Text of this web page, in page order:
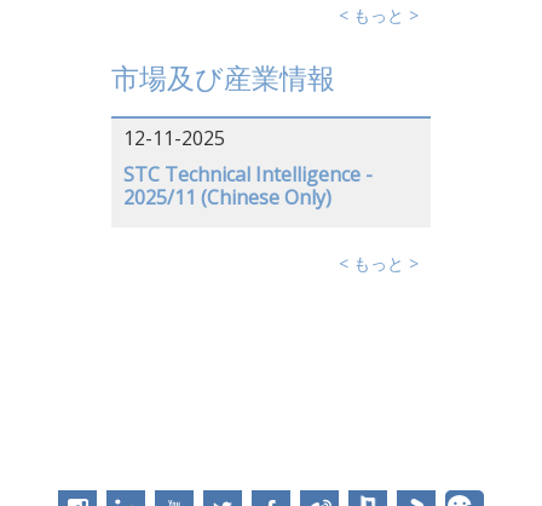
ドイツ
< もっと >
市場及び産業情報
12-11-2025
STC Technical Intelligence -
2025/11 (Chinese Only)
< もっと >